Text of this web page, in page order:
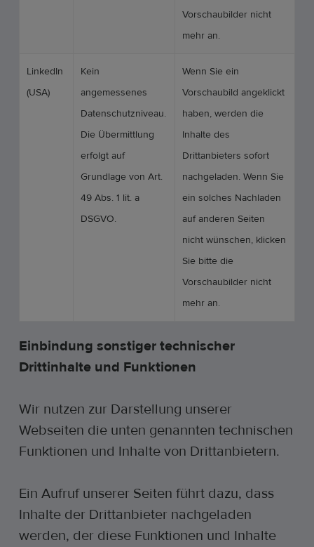
Vorschaubilder nicht
mehr an.
LinkedIn
(USA)
Kein
angemessenes
Datenschutzniveau.
Die Übermittlung
erfolgt auf
Grundlage von Art.
49 Abs. 1 lit. a
DSGVO.
Wenn Sie ein
Vorschaubild angeklickt
haben, werden die
Inhalte des
Drittanbieters sofort
nachgeladen. Wenn Sie
ein solches Nachladen
auf anderen Seiten
nicht wünschen, klicken
Sie bitte die
Vorschaubilder nicht
mehr an.
Einbindung sonstiger technischer
Drittinhalte und Funktionen
Wir nutzen zur Darstellung unserer
Webseiten die unten genannten technischen
Funktionen und Inhalte von Drittanbietern.
Ein Aufruf unserer Seiten führt dazu, dass
Inhalte der Drittanbieter nachgeladen
werden, der diese Funktionen und Inhalte